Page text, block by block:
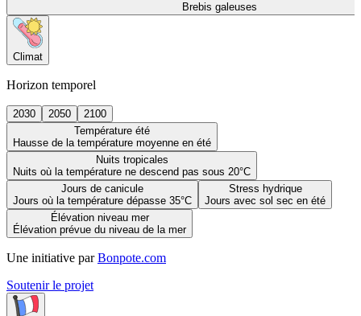
Brebis galeuses
Climat
Horizon temporel
2030 2050
2100
Température été
Hausse de la température moyenne en été
Nuits tropicales
Nuits où la température ne descend pas sous 20°C
Jours de canicule
Jours où la température dépasse 35°C
Stress hydrique
Jours avec sol sec en été
Élévation niveau mer
Élévation prévue du niveau de la mer
Une initiative par Bonpote.com
Soutenir le projet